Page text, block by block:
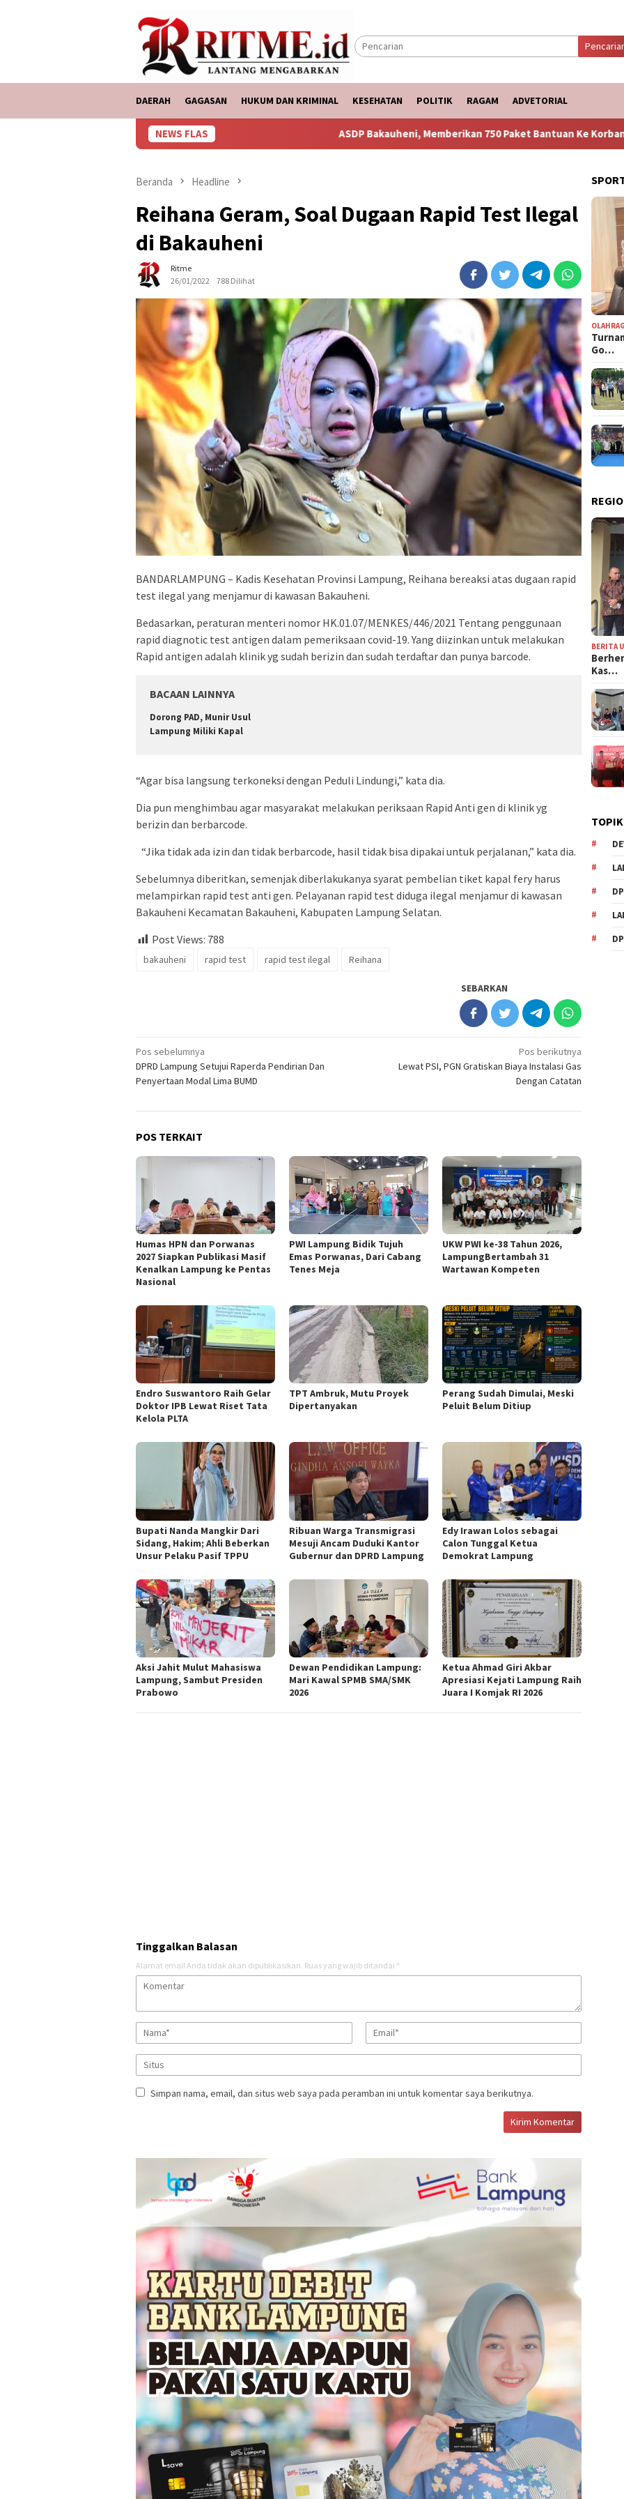
DAERAH GAGASAN HUKUM DAN KRIMINAL KESEHATAN POLITIK RAGAM ADVETORIAL
NEWS FLAS ASDP Bakauheni, Memberikan 750 Paket Bantuan Ke Korban Banjir
Beranda Headline
Reihana Geram, Soal Dugaan Rapid Test Ilegal
di Bakauheni
Ritme
26/01/2022
788 Dilihat
BANDARLAMPUNG – Kadis Kesehatan Provinsi Lampung, Reihana bereaksi atas dugaan rapid
test ilegal yang menjamur di kawasan Bakauheni.
Bedasarkan, peraturan menteri nomor HK.01.07/MENKES/446/2021 Tentang penggunaan
rapid diagnotic test antigen dalam pemeriksaan covid-19. Yang diizinkan untuk melakukan
Rapid antigen adalah klinik yg sudah berizin dan sudah terdaftar dan punya barcode.
BACAAN LAINNYA
Dorong PAD, Munir Usul
Lampung Miliki Kapal
“Agar bisa langsung terkoneksi dengan Peduli Lindungi,” kata dia.
Dia pun menghimbau agar masyarakat melakukan periksaan Rapid Anti gen di klinik yg
berizin dan berbarcode.
“Jika tidak ada izin dan tidak berbarcode, hasil tidak bisa dipakai untuk perjalanan,” kata dia.
Sebelumnya diberitkan, semenjak diberlakukanya syarat pembelian tiket kapal fery harus
melampirkan rapid test anti gen. Pelayanan rapid test diduga ilegal menjamur di kawasan
Bakauheni Kecamatan Bakauheni, Kabupaten Lampung Selatan.
Post Views: 788
bakauheni rapid test rapid test ilegal Reihana
SEBARKAN
Navigasi
pos
Pos sebelumnya
DPRD Lampung Setujui Raperda Pendirian Dan
Penyertaan Modal Lima BUMD
Pos berikutnya
Lewat PSI, PGN Gratiskan Biaya Instalasi Gas
Dengan Catatan
POS TERKAIT
Humas HPN dan Porwanas
2027 Siapkan Publikasi Masif
Kenalkan Lampung ke Pentas
Nasional
PWI Lampung Bidik Tujuh
Emas Porwanas, Dari Cabang
Tenes Meja
UKW PWI ke-38 Tahun 2026,
LampungBertambah 31
Wartawan Kompeten
Endro Suswantoro Raih Gelar
Doktor IPB Lewat Riset Tata
Kelola PLTA
TPT Ambruk, Mutu Proyek
Dipertanyakan
Perang Sudah Dimulai, Meski
Peluit Belum Ditiup
Bupati Nanda Mangkir Dari
Sidang, Hakim; Ahli Beberkan
Unsur Pelaku Pasif TPPU
Ribuan Warga Transmigrasi
Mesuji Ancam Duduki Kantor
Gubernur dan DPRD Lampung
Edy Irawan Lolos sebagai
Calon Tunggal Ketua
Demokrat Lampung
Aksi Jahit Mulut Mahasiswa
Lampung, Sambut Presiden
Prabowo
Dewan Pendidikan Lampung:
Mari Kawal SPMB SMA/SMK
2026
Ketua Ahmad Giri Akbar
Apresiasi Kejati Lampung Raih
Juara I Komjak RI 2026
Tinggalkan Balasan
Alamat email Anda tidak akan dipublikasikan. Ruas yang wajib ditandai *
Simpan nama, email, dan situs web saya pada peramban ini untuk komentar saya berikutnya.
Go…
BERITA
Kas…